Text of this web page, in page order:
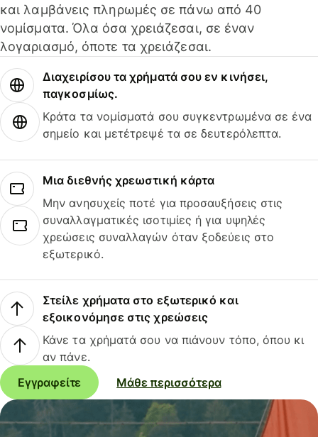
και λαμβάνεις πληρωμές σε πάνω από 40
νομίσματα. Όλα όσα χρειάζεσαι, σε έναν
λογαριασμό, όποτε τα χρειάζεσαι.
Διαχειρίσου τα χρήματά σου εν κινήσει,
παγκοσμίως.
Κράτα τα νομίσματά σου συγκεντρωμένα σε ένα
σημείο και μετέτρεψέ τα σε δευτερόλεπτα.
Μια διεθνής χρεωστική κάρτα
Μην ανησυχείς ποτέ για προσαυξήσεις στις
συναλλαγματικές ισοτιμίες ή για υψηλές
χρεώσεις συναλλαγών όταν ξοδεύεις στο
εξωτερικό.
Στείλε χρήματα στο εξωτερικό και
εξοικονόμησε στις χρεώσεις
Κάνε τα χρήματά σου να πιάνουν τόπο, όπου κι
αν πάνε.
Εγγραφείτε
Μάθε περισσότερα